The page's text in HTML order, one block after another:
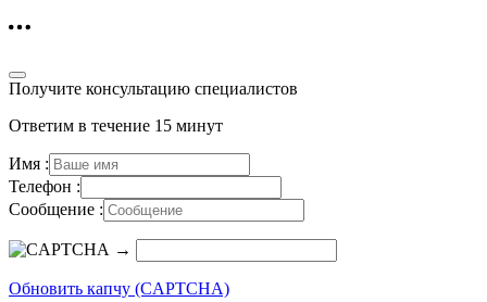
Получите консультацию специалистов
Ответим в течение 15 минут
Имя :
Телефон :
Сообщение :
→
Обновить капчу (CAPTCHA)